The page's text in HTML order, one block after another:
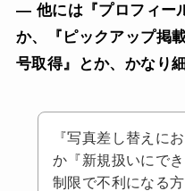
— 他には『プロフィー
か、『ピックアップ掲
号取得』とか、かなり
『写真差し替えに
か『新規扱いにで
制限で不利になる